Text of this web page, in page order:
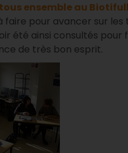
ensemble au
faire pour avancer sur
été ainsi consultés pour
de très bon esprit.